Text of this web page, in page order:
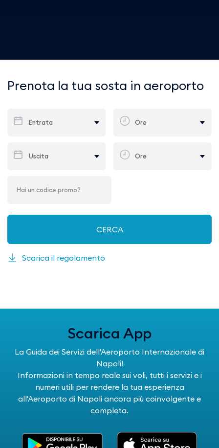
Prenota la tua sosta in aeroporto
Scarica il regolamento
Scarica App
La Guida dei Servizi dell'Aeroporto Internazionale di
Napoli!
Informazioni in tempo reale sui voli, tutti i servizi e i
numeri utili per rendere la tua esperienza
all'Aeroporto di Napoli ancora più coinvolgente e
completa.